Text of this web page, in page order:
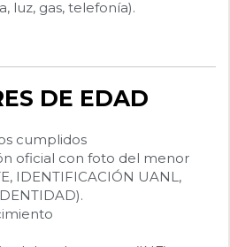
luz, gas, telefonía).
DE EDAD
cumplidos
oficial con foto del menor
IDENTIFICACIÓN UANL,